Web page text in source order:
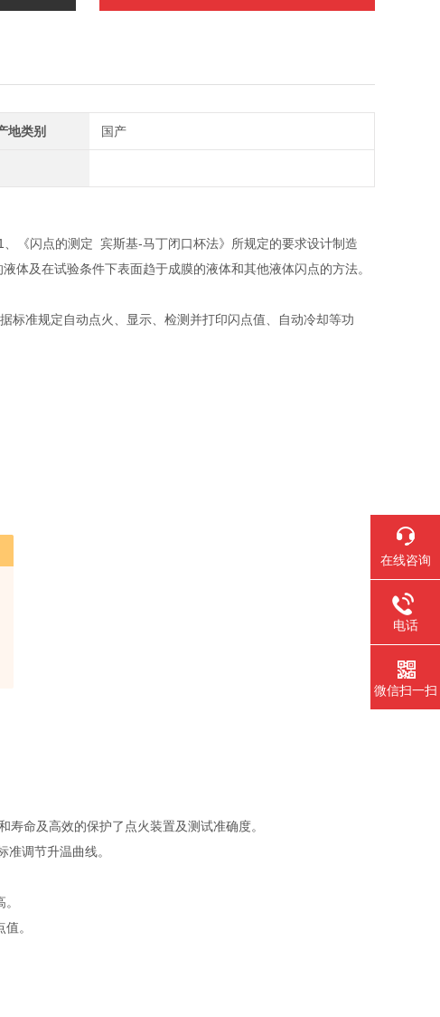
地类别 国产
《闪点的测定 宾斯基-马丁闭口杯法》所规定的要求设计制造
体及在试验条件下表面趋于成膜的液体和其他液体闪点的方法。
准规定自动点火、显示、检测并打印闪点值、自动冷却等功
命及高效的保护了点火装置及测试准确度。
调节升温曲线。
。
在线咨询
电话
微信扫一扫